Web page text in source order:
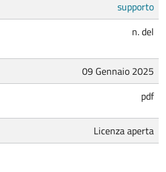
supporto
n. del
09 Gennaio 2025
pdf
Licenza aperta